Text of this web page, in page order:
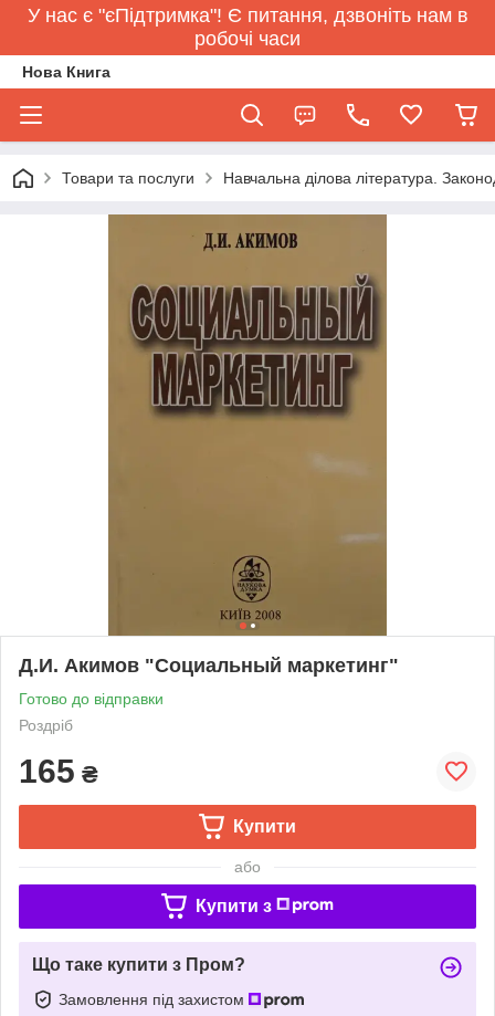
У нас є "єПідтримка"! Є питання, дзвоніть нам в
робочі часи
Нова Книга
Товари та послуги Навчальна ділова література.
Д.И. Акимов "Социальный маркетинг"
Готово до відправки
Роздріб
165 ₴
Купити
або
Купити з
Що таке купити з Пром?
Замовлення під захистом